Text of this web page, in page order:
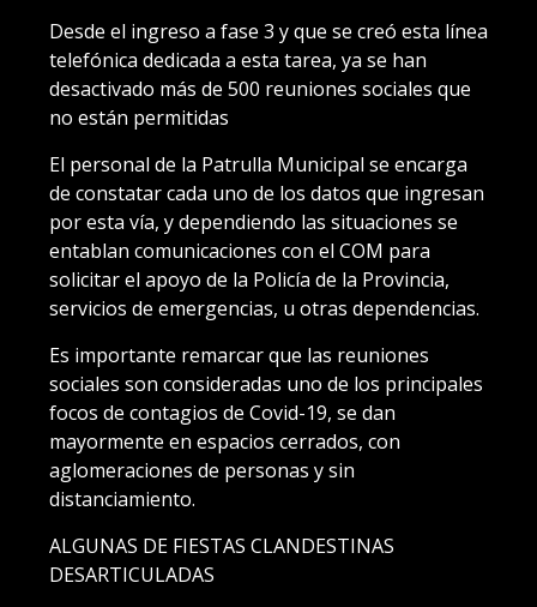
Desde el ingreso a fase 3 y que se creó esta línea
telefónica dedicada a esta tarea, ya se han
desactivado más de 500 reuniones sociales que
no están permitidas
El personal de la Patrulla Municipal se encarga
de constatar cada uno de los datos que ingresan
por esta vía, y dependiendo las situaciones se
entablan comunicaciones con el COM para
solicitar el apoyo de la Policía de la Provincia,
servicios de emergencias, u otras dependencias.
Es importante remarcar que las reuniones
sociales son consideradas uno de los principales
focos de contagios de Covid-19, se dan
mayormente en espacios cerrados, con
aglomeraciones de personas y sin
distanciamiento.
ALGUNAS DE FIESTAS CLANDESTINAS
DESARTICULADAS